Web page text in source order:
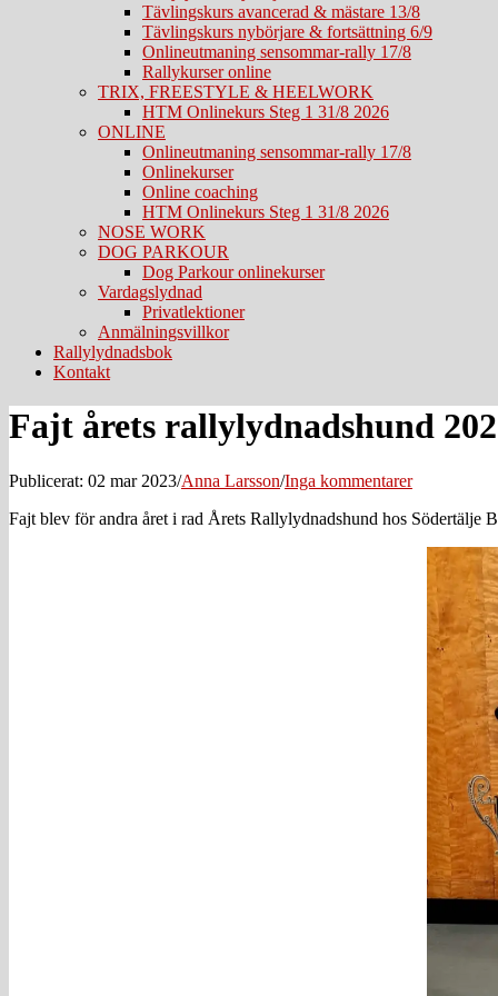
Tävlingskurs avancerad & mästare 13/8
Tävlingskurs nybörjare & fortsättning 6/9
Onlineutmaning sensommar-rally 17/8
Rallykurser online
TRIX, FREESTYLE & HEELWORK
HTM Onlinekurs Steg 1 31/8 2026
ONLINE
Onlineutmaning sensommar-rally 17/8
Onlinekurser
Online coaching
HTM Onlinekurs Steg 1 31/8 2026
NOSE WORK
DOG PARKOUR
Dog Parkour onlinekurser
Vardagslydnad
Privatlektioner
Anmälningsvillkor
Rallylydnadsbok
Kontakt
Fajt årets rallylydnadshund
Publicerat: 02 mar 2023/Anna Larsson/Inga kommentarer
Fajt blev för andra året i rad Årets Rallylydnadshund hos Södertälje